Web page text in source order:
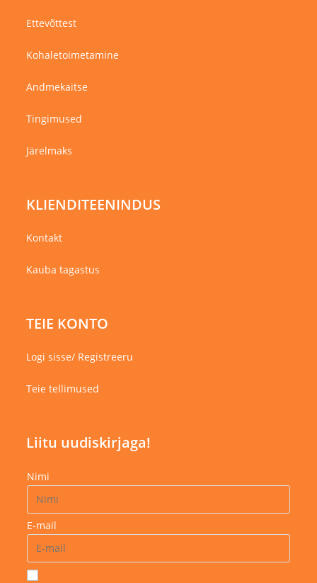
Ettevõttest
Kohaletoimetamine
Andmekaitse
Tingimused
Järelmaks
KLIENDITEENINDUS
Kontakt
Kauba tagastus
TEIE KONTO
Logi sisse/ Registreeru
Teie tellimused
Liitu uudiskirjaga!
Nimi
E-mail